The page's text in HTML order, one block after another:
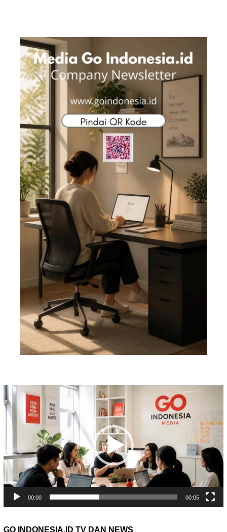
Pemutar
Video
00:00 00:05
GO INDONESIA.ID TV DAN NEWS